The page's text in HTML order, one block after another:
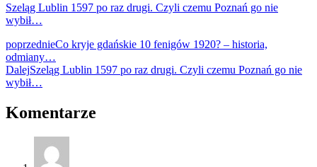
Szeląg Lublin 1597 po raz drugi. Czyli czemu Poznań go nie
wybił…
poprzednieCo kryje gdańskie 10 fenigów 1920? – historia,
odmiany…
DalejSzeląg Lublin 1597 po raz drugi. Czyli czemu Poznań go nie
wybił…
Komentarze